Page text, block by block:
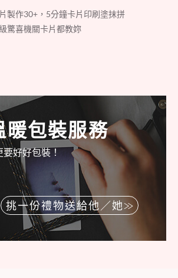
製作30+，5分鐘卡片印刷塗抹拼
驚喜機關卡片都教妳
暖包裝服務
要好好包裝！
挑一份禮物送給他／她